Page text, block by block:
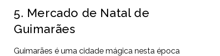
5. Mercado de Natal de
Guimarães
Guimarães é uma cidade mágica nesta época